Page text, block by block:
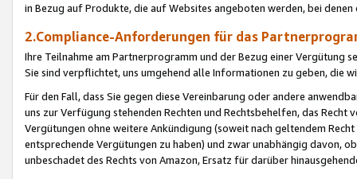
in Bezug auf Produkte, die auf Websites angeboten werden, bei
2.Compliance-Anforderungen für das
Ihre Teilnahme am Partnerprogramm und der Bezug einer Vergütung
Sie sind verpflichtet, uns umgehend alle Informationen zu geben, die
Für den Fall, dass Sie gegen diese Vereinbarung oder andere
uns zur Verfügung stehenden Rechten und Rechtsbehelfen, das
Vergütungen ohne weitere Ankündigung (soweit nach geltendem
entsprechende Vergütungen zu haben) und zwar unabhängig davon,
unbeschadet des Rechts von Amazon, Ersatz für darüber